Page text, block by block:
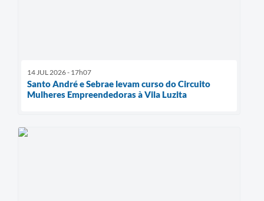
14 JUL 2026 - 17h07
Santo André e Sebrae levam curso do Circuito
Mulheres Empreendedoras à Vila Luzita